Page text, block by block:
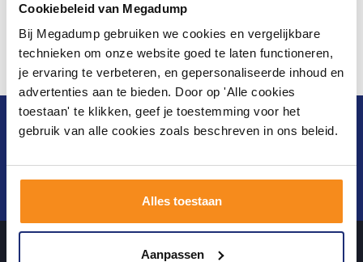
Cookiebeleid van Megadump
Bij Megadump gebruiken we cookies en vergelijkbare
technieken om onze website goed te laten functioneren,
je ervaring te verbeteren, en gepersonaliseerde inhoud en
advertenties aan te bieden. Door op 'Alle cookies
toestaan' te klikken, geef je toestemming voor het
gebruik van alle cookies zoals beschreven in ons beleid.
Alles toestaan
Aanpassen
Blijf op de hoogte van het laatste nieuws en